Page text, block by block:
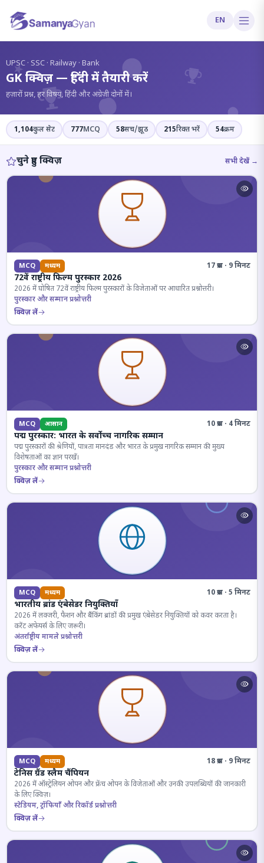
EN
?
UPSC · SSC · Railway · Bank
GK क्विज़ — हिंदी में तैयारी करें
हज़ारों प्रश्न, हर विषय, हिंदी और अंग्रेज़ी दोनों में।
1,104कुल सेट 777MCQ 58सच/झूठ 215रिक्त भरें 54क्रम
चुने हुए क्विज़ सभी देखें →
MCQ मध्यम 17 प्रश्न · 9 मिनट
72वें राष्ट्रीय फिल्म पुरस्कार 2026
2026 में घोषित 72वें राष्ट्रीय फिल्म पुरस्कारों के विजेताओं पर आधारित प्रश्नोत्तरी।
पुरस्कार और सम्मान प्रश्नोत्तरी
क्विज़ लें
MCQ आसान 10 प्रश्न · 4 मिनट
पद्म पुरस्कार: भारत के सर्वोच्च नागरिक सम्मान
पद्म पुरस्कारों की श्रेणियों, पात्रता मानदंड और भारत के प्रमुख नागरिक सम्मान की मुख्य
विशेषताओं का ज्ञान परखें।
पुरस्कार और सम्मान प्रश्नोत्तरी
क्विज़ लें
MCQ मध्यम 10 प्रश्न · 5 मिनट
भारतीय ब्रांड एंबेसेडर नियुक्तियाँ
2026 में लक्जरी, फैशन और बैंकिंग ब्रांडों की प्रमुख एंबेसेडर नियुक्तियों को कवर करता है।
करेंट अफेयर्स के लिए जरूरी।
अंतर्राष्ट्रीय मामले प्रश्नोत्तरी
क्विज़ लें
MCQ मध्यम 18 प्रश्न · 9 मिनट
टेनिस ग्रैंड स्लैम चैंपियन
2026 में ऑस्ट्रेलियन ओपन और फ्रेंच ओपन के विजेताओं और उनकी उपलब्धियों की जानकारी
के लिए क्विज़।
स्टेडियम, ट्रॉफियाँ और रिकॉर्ड प्रश्नोत्तरी
क्विज़ लें